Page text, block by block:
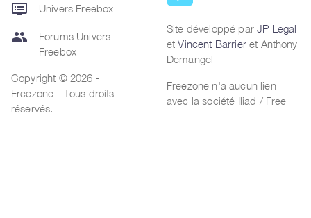
dvr Univers Freebox
group
Forums Univers
Freebox
Copyright © 2026 -
Freezone - Tous droits
réservés.
Site développé parJP Legal
etVincent Barrieret Anthony
Demangel
Freezone n'a aucun lien
avec la société Iliad / Free